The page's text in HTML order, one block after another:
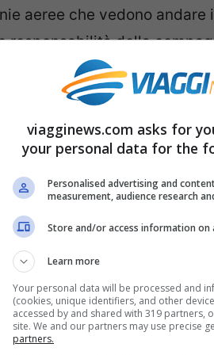
aeree che vedono andare
responsabilità della
traffico aereo.
puntuali del mondo
dei voli
per quanto riguarda i
è il
per i problemi di controllo
– sarà la peggiore
se noi, come tutti,
viagginews.com asks for
your personal data for the
Personalised advertising and
measurement, audience research
Store and/or access information on
Learn more
Your personal data will be processed and
(cookies, unique identifiers, and other
accessed by and shared with 319 partners,
site. We and our partners may use precise
partners.